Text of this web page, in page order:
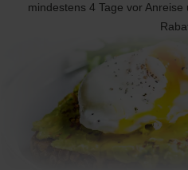
mindestens 4 Tage vor